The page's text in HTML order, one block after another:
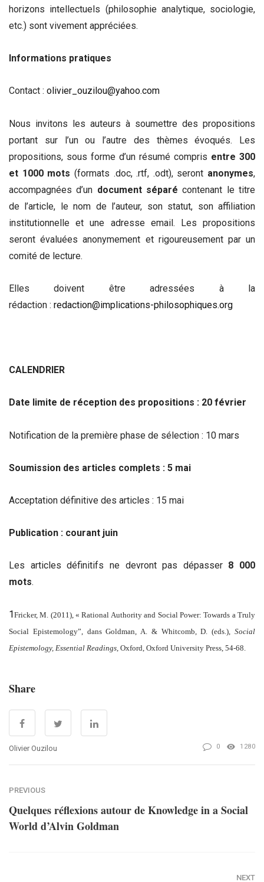
horizons intellectuels (philosophie analytique, sociologie,
etc.) sont vivement appréciées.
Informations pratiques
Contact : olivier_ouzilou@yahoo.com
Nous invitons les auteurs à soumettre des propositions
portant sur l’un ou l’autre des thèmes évoqués. Les
propositions, sous forme d’un résumé compris entre 300
et 1000 mots (formats .doc, .rtf, .odt), seront anonymes,
accompagnées d’un document séparécontenant le titre
de l’article, le nom de l’auteur, son statut, son affiliation
institutionnelle et une adresse email. Les propositions
seront évaluées anonymement et rigoureusement par un
comité de lecture.
Elles doivent être adressées à la
rédaction : redaction@implications-philosophiques.org
CALENDRIER
Date limite de réception des propositions : 20 février
Notification de la première phase de sélection : 10 mars
Soumission des articles complets : 5 mai
Acceptation définitive des articles : 15 mai
Publication : courant juin
Les articles définitifs ne devront pas dépasser 8 000
mots.
1 Fricker, M. (2011), « Rational Authority and Social Power: Towards a Truly
Social Epistemology”, dans Goldman, A. & Whitcomb, D. (eds.),Social
Epistemology, Essential Readings, Oxford, Oxford University Press, 54-68.
Share
Olivier Ouzilou 0 1280
PREVIOUS
Quelques réflexions autour de Knowledge in a Social
World d’Alvin Goldman
NEXT